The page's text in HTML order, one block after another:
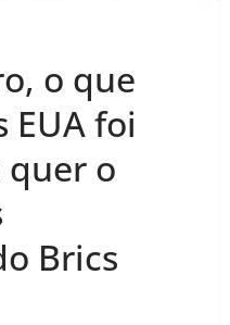
o que
EUA foi
quer o
Brics